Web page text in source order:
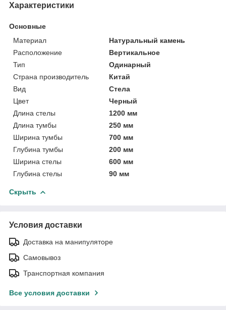
Характеристики
Основные
Материал
Натуральный камень
Расположение
Вертикальное
Тип
Одинарный
Страна производитель
Китай
Вид
Стела
Цвет
Черный
Длина стелы
1200 мм
Длина тумбы
250 мм
Ширина тумбы
700 мм
Глубина тумбы
200 мм
Ширина стелы
600 мм
Глубина стелы
90 мм
Скрыть
Условия доставки
Доставка на манипуляторе
Самовывоз
Транспортная компания
Все условия доставки